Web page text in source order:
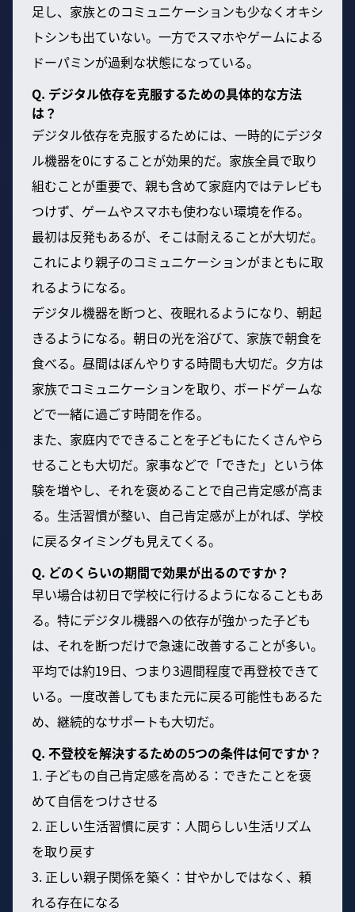
足し、家族とのコミュニケーションも少なくオキシ
トシンも出ていない。一方でスマホやゲームによる
ドーパミンが過剰な状態になっている。
Q. デジタル依存を克服するための具体的な方法
は？
デジタル依存を克服するためには、一時的にデジタ
ル機器を0にすることが効果的だ。家族全員で取り
組むことが重要で、親も含めて家庭内ではテレビも
つけず、ゲームやスマホも使わない環境を作る。
最初は反発もあるが、そこは耐えることが大切だ。
これにより親子のコミュニケーションがまともに取
れるようになる。
デジタル機器を断つと、夜眠れるようになり、朝起
きるようになる。朝日の光を浴びて、家族で朝食を
食べる。昼間はぼんやりする時間も大切だ。夕方は
家族でコミュニケーションを取り、ボードゲームな
どで一緒に過ごす時間を作る。
また、家庭内でできることを子どもにたくさんやら
せることも大切だ。家事などで「できた」という体
験を増やし、それを褒めることで自己肯定感が高ま
る。生活習慣が整い、自己肯定感が上がれば、学校
に戻るタイミングも見えてくる。
Q. どのくらいの期間で効果が出るのですか？
早い場合は初日で学校に行けるようになることもあ
る。特にデジタル機器への依存が強かった子ども
は、それを断つだけで急速に改善することが多い。
平均では約19日、つまり3週間程度で再登校できて
いる。一度改善してもまた元に戻る可能性もあるた
め、継続的なサポートも大切だ。
Q. 不登校を解決するための5つの条件は何ですか？
1. 子どもの自己肯定感を高める：できたことを褒
めて自信をつけさせる
2. 正しい生活習慣に戻す：人間らしい生活リズム
を取り戻す
3. 正しい親子関係を築く：甘やかしではなく、頼
れる存在になる